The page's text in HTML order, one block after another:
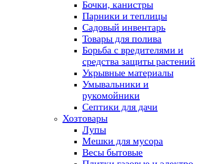
Бочки, канистры
Парники и теплицы
Садовый инвентарь
Товары для полива
Борьба с вредителями и
средства защиты растений
Укрывные материалы
Умывальники и
рукомойники
Септики для дачи
Хозтовары
Лупы
Мешки для мусора
Весы бытовые